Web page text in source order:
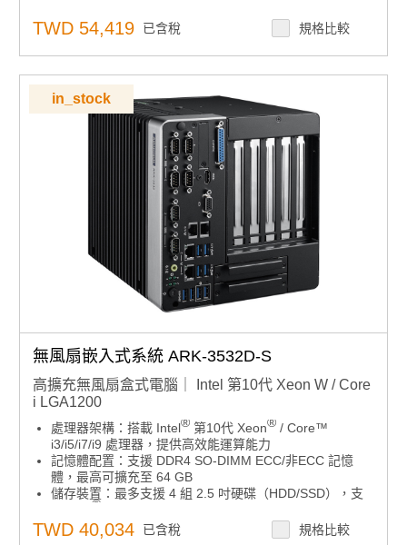
重獨立輸出
最大 64GB
電源管理：12-36VDC 寬電壓輸入
儲存擴充彈性：提供 4 個 2.5 吋硬碟托架，支援 Intel
作業系統相容性：支援 Windows 10 IoT /Windows
本產品無 RED 認證
規格諮詢 / 案場規劃 / 交期確認請點此
顯示輸出：支援 VGA、HDMI 與選配顯示模組，三重獨
64GB
電源管理：
12-36VDC 寬電壓輸入
儲存擴充彈性：提供 4 個 2.5 吋硬碟托架，支援 Intel 軟
作業系統相容性：支援 Windows 10 IoT /Windows 11
本產品無 RED 認證
規格諮詢 / 案場規劃 / 交期確認請點此
TWD 54,419 已含稅 規格比較
in_stock
無風扇嵌入式系統 ARK-3532D-S
高擴充無風扇盒式電腦｜ Intel 第10代 Xeon W / Core
i LGA1200
處理器架構：搭載 Intel® 第10代 Xeon® / Core™
i3/i5/i7/i9 處理器，提供高效能運算能力
記憶體配置：支援 DDR4 SO-DIMM ECC/非ECC 記憶
體，最高可擴充至 64 GB
儲存裝置：最多支援 4 組 2.5 吋硬碟（HDD/SSD），支
®
電源輸入：支援 9~36V DC 寬範圍電壓輸入，提升工業應
TWD 40,034 已含稅 規格比較